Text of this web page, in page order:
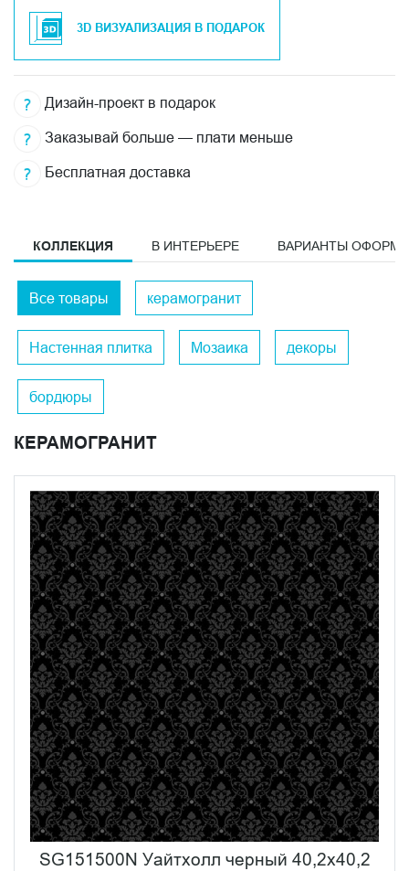
3D ВИЗУАЛИЗАЦИЯ В ПОДАРОК
Дизайн-проект в подарок
Заказывай больше — плати меньше
Бесплатная доставка
КОЛЛЕКЦИЯ В ИНТЕРЬЕРЕ ВАРИАНТЫ
Все товары керамогранит
Настенная плитка Мозаика декоры
бордюры
КЕРАМОГРАНИТ
SG151500N Уайтхолл черный 40,2x40,2